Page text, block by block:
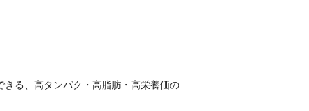
る、高タンパク・高脂肪・高栄養価の